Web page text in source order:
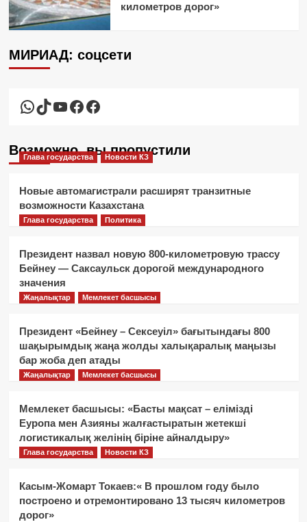
километров дорог»
МИРИАД: соцсети
WhatsApp
TikTok
YouTube
Facebook
Facebook
Возможно, вы пропустили
Глава государства Новости КЗ
Новые автомагистрали расширят транзитные
возможности Казахстана
Глава государства Политика
Президент назвал новую 800-километровую трассу
Бейнеу — Саксаульск дорогой международного
значения
Жаңалықтар Мемлекет басшысы
Президент «Бейнеу – Сексеуіл» бағытындағы 800
шақырымдық жаңа жолды халықаралық маңызы
бар жоба деп атады
Жаңалықтар Мемлекет басшысы
Мемлекет басшысы: «Басты мақсат – елімізді
Еуропа мен Азияны жалғастыратын жетекші
логистикалық желінің біріне айналдыру»
Глава государства Новости КЗ
Касым-Жомарт Токаев:« В прошлом году было
построено и отремонтировано 13 тысяч километров
дорог»